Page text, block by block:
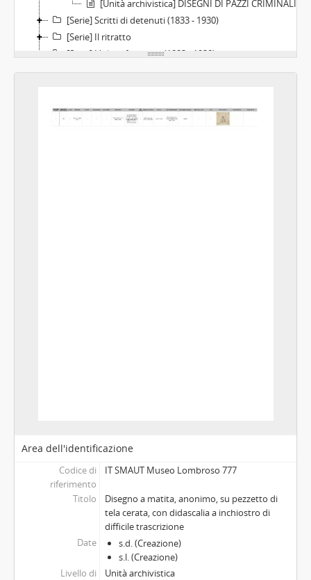
[Unità archivistica] DISEGNI DI PAZZI CRIMINALI, s.d.
[Serie] Scritti di detenuti (1833 - 1930)
[Serie] Il ritratto
[Serie] L'identificazione (1883 - 1930)
[Serie] Collezione di casi criminali (1877 - 1978)
[Serie] Miscellanea (1878 - XX sec. inizio)
Area dell'identificazione
Codice di
riferimento
IT SMAUT Museo Lombroso 777
Titolo
Disegno a matita, anonimo, su pezzetto di
tela cerata, con didascalia a inchiostro di
difficile trascrizione
Date
s.d. (Creazione)
s.l. (Creazione)
Livello di
Unità archivistica